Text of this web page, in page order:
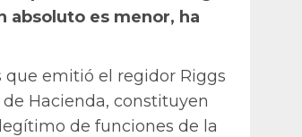
absoluto es menor, ha
que emitió el regidor Riggs
Hacienda, constituyen
de funciones de la